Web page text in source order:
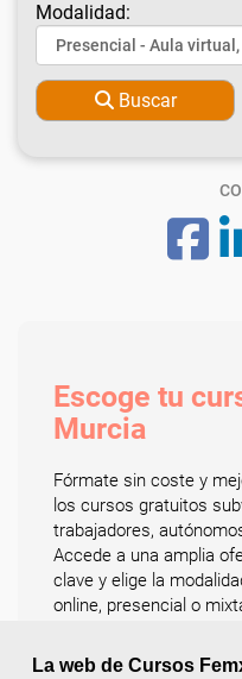
La web de Cursos
Modalidad:
Buscar
Escoge tu
Murcia
Fórmate sin coste y
los cursos gratuitos
trabajadores,
Accede a una amplia
clave y elige la
online, presencial o
ofimática, marketing